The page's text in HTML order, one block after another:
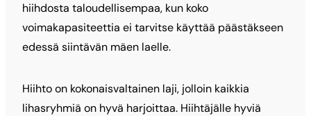
hiihdosta taloudellisempaa, kun koko
voimakapasiteettia ei tarvitse käyttää päästäkseen
edessä siintävän mäen laelle.
Hiihto on kokonaisvaltainen laji, jolloin kaikkia
lihasryhmiä on hyvä harjoittaa. Hiihtäjälle hyviä